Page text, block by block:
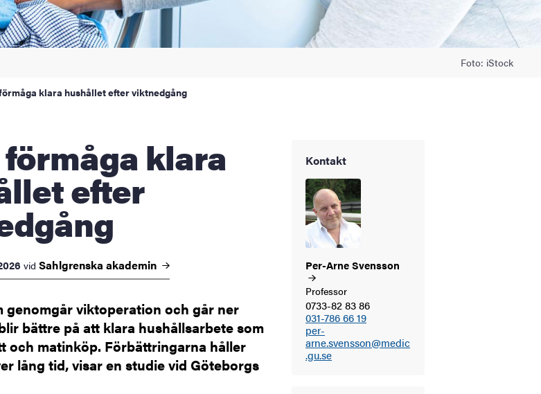
Foto: iStock
klara hushållet efter viktnedgång
efter
vid Sahlgrenska akademin
genomgår viktoperation och går ner
bättre på att klara hushållsarbete som
och matinköp. Förbättringarna håller
lång tid, visar en studie vid Göteborgs
Kontakt
Per-ArneSvensson
Professor
0733-82 83 86
031-786 66 19
per-
arne.svensson@medic
.gu.se